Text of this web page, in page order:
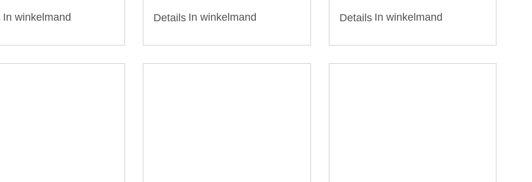
In winkelmand Details In winkelmand Details In winkelmand